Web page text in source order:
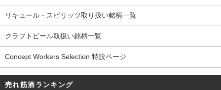
リキュール・スピリッツ取り扱い銘柄一覧
クラフトビール取扱い銘柄一覧
Concept Workers Selection 特設ページ
売れ筋酒ランキング